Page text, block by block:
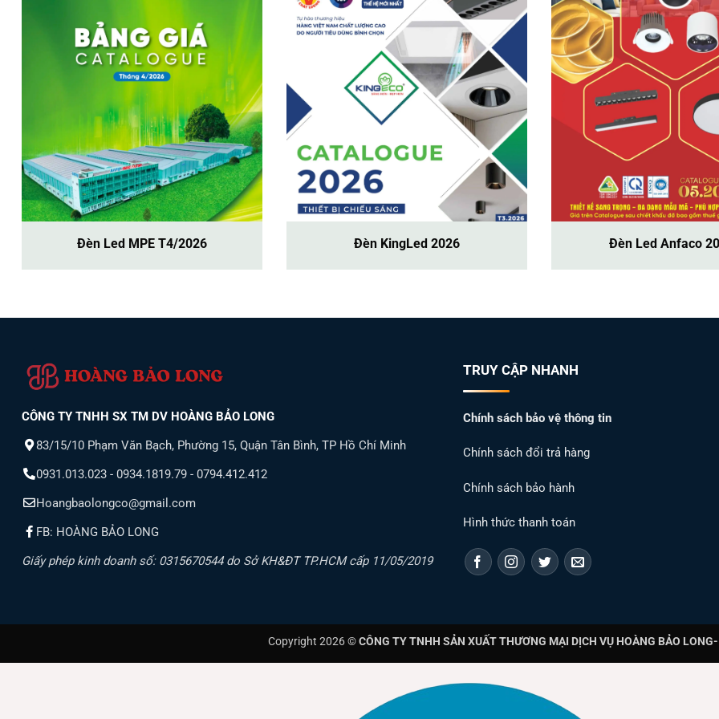
Đèn Led MPE T4/2026 Đèn KingLed 2026 Đèn Led Anfaco
CÔNG TY TNHH SX TM DV HOÀNG BẢO LONG
83/15/10 Phạm Văn Bạch, Phường 15, Quận Tân Bình, TP Hồ Chí Minh
0931.013.023 - 0934.1819.79 - 0794.412.412
Hoangbaolongco@gmail.com
FB: HOÀNG BẢO LONG
Giấy phép kinh doanh số: 0315670544 do Sở KH&ĐT TP.HCM cấp 11/05/2019
TRUY CẬP NHANH
Chính sách bảo vệ thông tin
Chính sách đổi trả hàng
Chính sách bảo hành
Hình thức thanh toán
Copyright 2026 ©CÔNG TY TNHH SẢN XUẤT THƯƠNG MẠI DỊCH VỤ HOÀNG BẢO